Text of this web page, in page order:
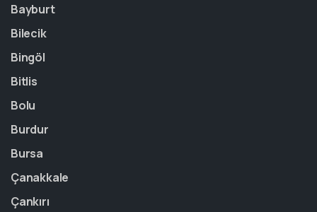
Bayburt
Bilecik
Bingöl
Bitlis
Bolu
Burdur
Bursa
Çanakkale
Çankırı